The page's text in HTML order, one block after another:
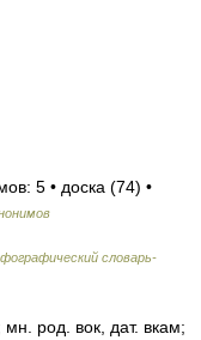
5 • доска (74) •
словарь-
род. вок, дат. вкам;